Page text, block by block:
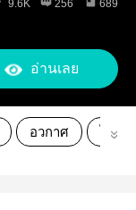
9.6K 256 689
อ่านเลย
อวกาศ ไซไฟ